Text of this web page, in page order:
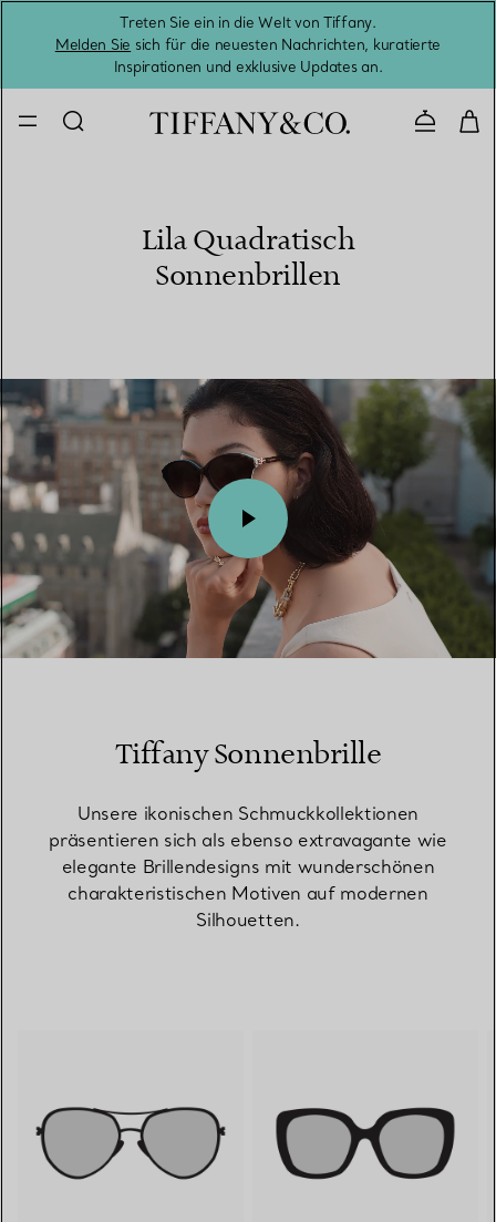
Treten Sie ein in die Welt von Tiffany.
Melden Sie sich für die neuesten Nachrichten, kuratierte
Inspirationen und exklusive Updates an.
Lila Quadratisch
Sonnenbrillen
00:09 / 00:15
Tiffany Sonnenbrille
Unsere ikonischen Schmuckkollektionen
präsentieren sich als ebenso extravagante wie
elegante Brillendesigns mit wunderschönen
charakteristischen Motiven auf modernen
Silhouetten.